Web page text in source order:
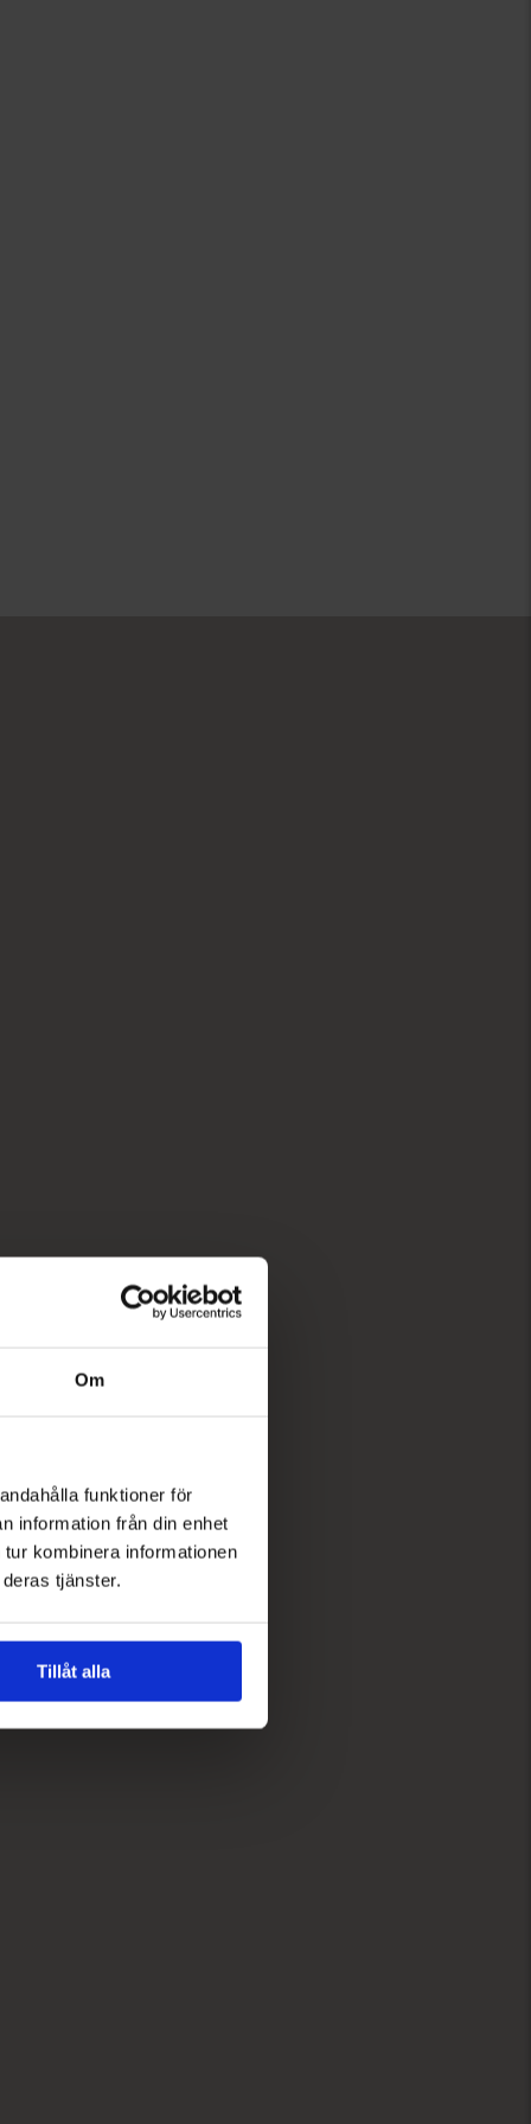
Om
funktioner för
information från din enhet
kombinera informationen
tjänster.
Tillåt alla